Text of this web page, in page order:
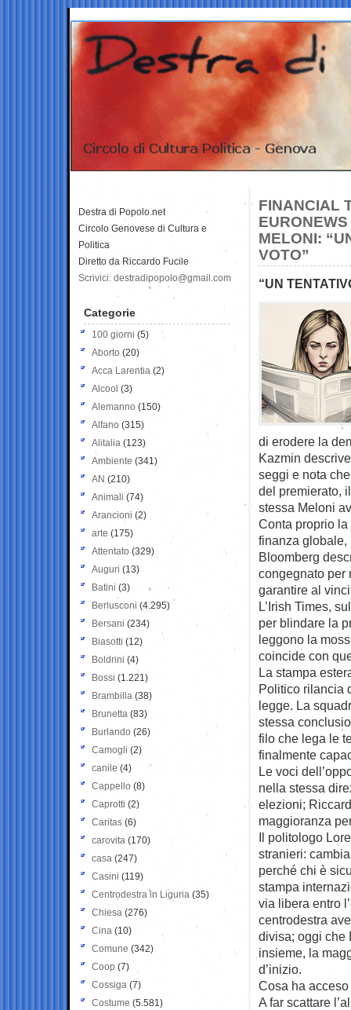
FINANCIAL
MELONI:
VOTO”
“UN
di erodere la
Kazmin
seggi e nota
del premierato,
stessa Meloni
Conta proprio
finanza globale,
Bloomberg
congegnato per
garantire al
L’Irish Times,
per blindare la
leggono la
coincide con
La stampa
Politico rilancia
legge. La
stessa
filo che lega le
finalmente
Le voci
nella stessa
elezioni;
maggioranza
Il politologo
stranieri:
perché chi è
stampa
via libera entro
centrodestra
divisa; oggi che
insieme, la
d’inizio.
Cosa ha acceso
A far scattare
Destra di Popolo.net
Circolo Genovese di Cultura e
Politica
Diretto da Riccardo Fucile
Scrivici: destradipopolo@gmail.com
Categorie
100 giorni (5)
Aborto (20)
Acca Larentia (2)
Alcool (3)
Alemanno (150)
Alfano (315)
Alitalia (123)
Ambiente (341)
AN (210)
Animali (74)
Arancioni (2)
arte (175)
Attentato (329)
Auguri (13)
Batini (3)
Berlusconi (4.295)
Bersani (234)
Biasotti (12)
Boldrini (4)
Bossi (1.221)
Brambilla (38)
Brunetta (83)
Burlando (26)
Camogli (2)
canile (4)
Cappello (8)
Caprotti (2)
Caritas (6)
carovita (170)
casa (247)
Casini (119)
Centrodestra in Liguria (35)
Chiesa (276)
Cina (10)
Comune (342)
Coop (7)
Cossiga (7)
Costume (5.581)